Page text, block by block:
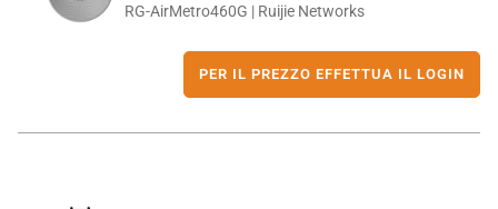
RG-AirMetro460G | Ruijie Networks
PER IL PREZZO EFFETTUA IL LOGIN